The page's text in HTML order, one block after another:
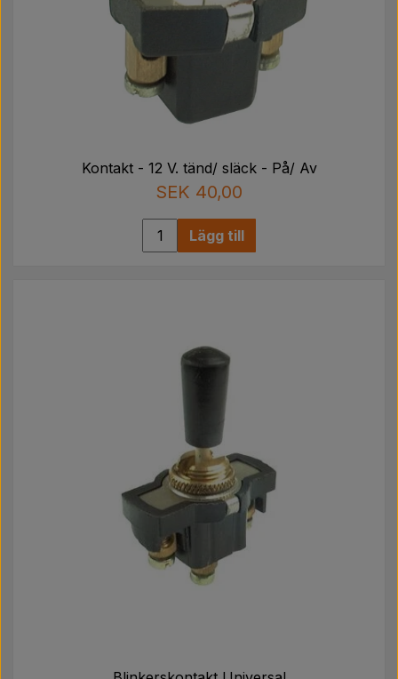
Kontakt - 12 V. tänd/ släck - På/ Av
SEK 40,00
Lägg till